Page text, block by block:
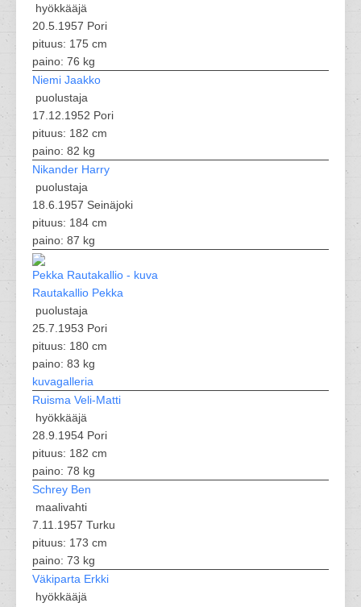
hyökkääjä
20.5.1957 Pori
pituus: 175 cm
paino: 76 kg
Niemi Jaakko
puolustaja
17.12.1952 Pori
pituus: 182 cm
paino: 82 kg
Nikander Harry
puolustaja
18.6.1957 Seinäjoki
pituus: 184 cm
paino: 87 kg
Rautakallio Pekka
puolustaja
25.7.1953 Pori
pituus: 180 cm
paino: 83 kg
kuvagalleria
Ruisma Veli-Matti
hyökkääjä
28.9.1954 Pori
pituus: 182 cm
paino: 78 kg
Schrey Ben
maalivahti
7.11.1957 Turku
pituus: 173 cm
paino: 73 kg
Väkiparta Erkki
hyökkääjä